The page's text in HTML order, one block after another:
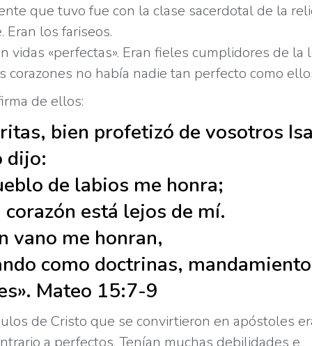
que tuvo fue con la clase sacerdotal de la
Eran los fariseos.
vidas «perfectas». Eran fieles cumplidores de la
corazones no había nadie tan perfecto como
de ellos:
bien profetizó de vosotros
dijo:
de labios me honra;
corazón está lejos de mí.
vano me honran,
como doctrinas,
Mateo 15:7-9
de Cristo que se convirtieron en apóstoles
a perfectos. Tenían muchas debilidades e